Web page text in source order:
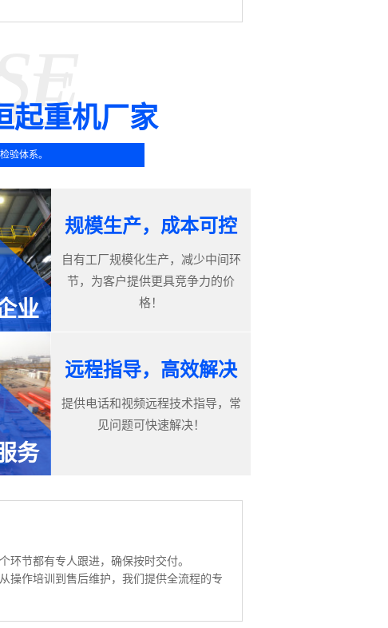
起重机厂家
验体系。
业
规模生产，成本可控
自有工厂规模化生产，减少中间环
节，为客户提供更具竞争力的价
格！
务
远程指导，高效解决
提供电话和视频远程技术指导，常
见问题可快速解决！
环节都有专人跟进，确保按时交付。
操作培训到售后维护，我们提供全流程的专